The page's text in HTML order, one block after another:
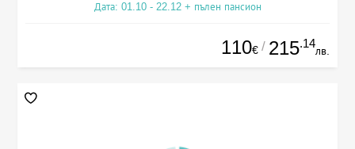
Дата: 01.10 - 22.12 + пълен пансион
110€ / 215.14
лв.